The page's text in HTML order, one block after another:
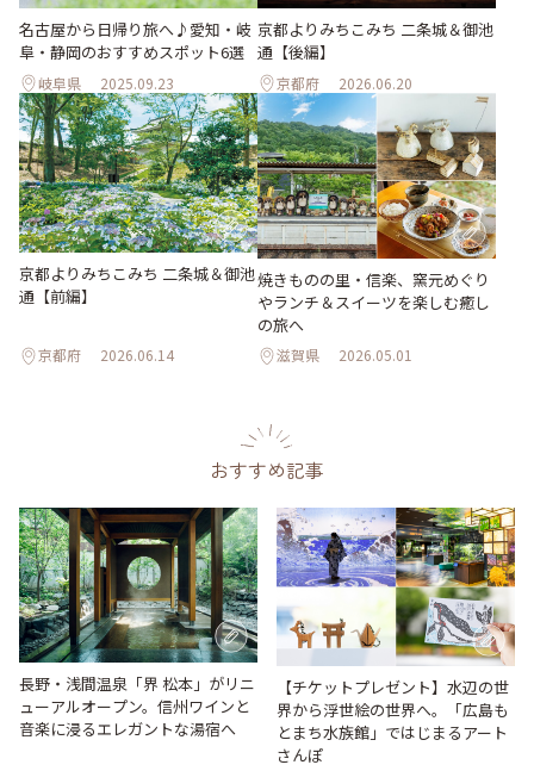
名古屋から日帰り旅へ♪愛知・岐
阜・静岡のおすすめスポット6選
岐阜県 2025.09.23
京都よりみちこみち 二条城＆御池
通【後編】
京都府 2026.06.20
京都よりみちこみち 二条城＆御池
通【前編】
京都府 2026.06.14
焼きものの里・信楽、窯元めぐり
やランチ＆スイーツを楽しむ癒し
の旅へ
滋賀県 2026.05.01
おすすめ記事
長野・浅間温泉「界 松本」がリニ
ューアルオープン。信州ワインと
音楽に浸るエレガントな湯宿へ
【チケットプレゼント】水辺の世
界から浮世絵の世界へ。「広島も
とまち水族館」ではじまるアート
さんぽ